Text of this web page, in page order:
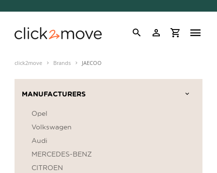
click2move Brands JAECOO
MANUFACTURERS
Opel
Volkswagen
Audi
MERCEDES-BENZ
CITROEN